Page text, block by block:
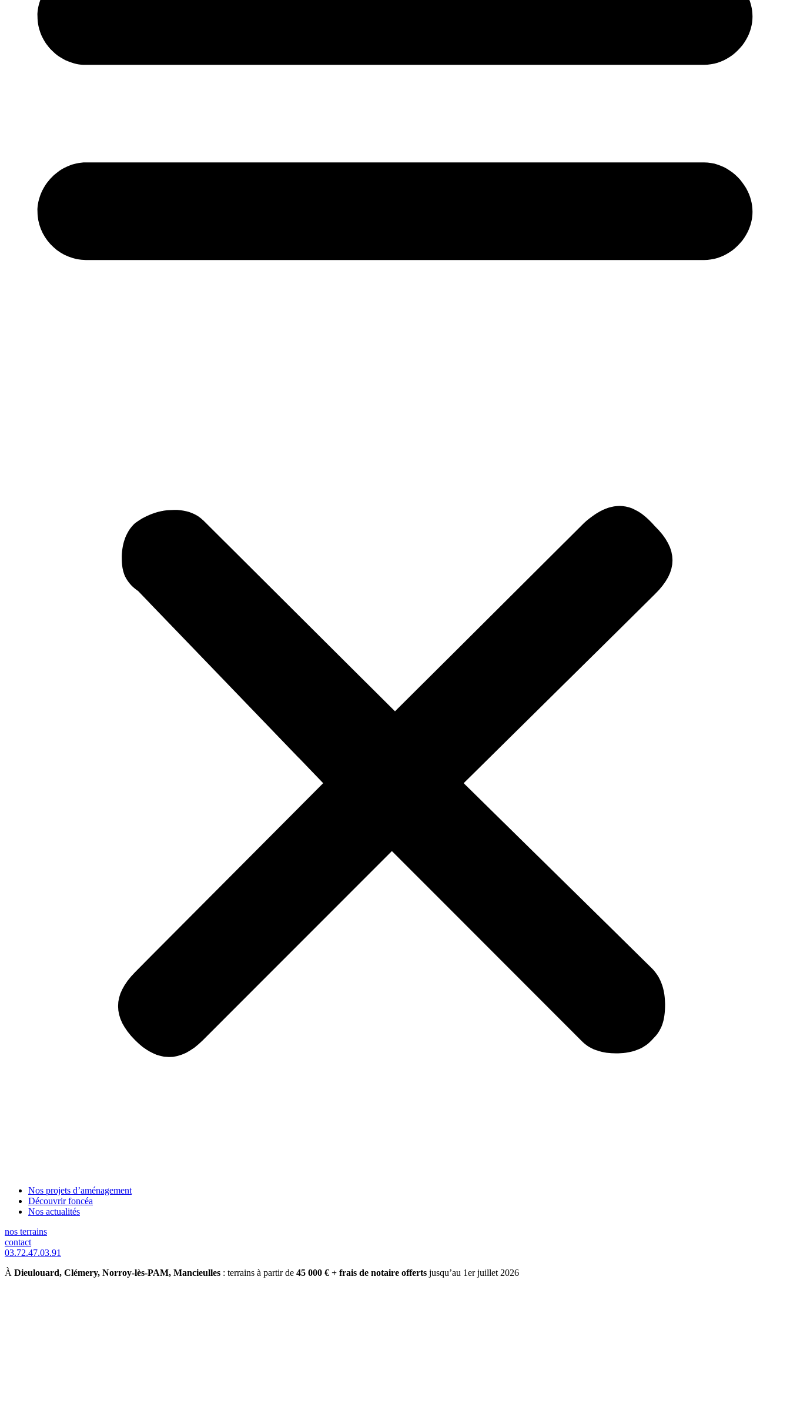
Nos projets d’aménagement
Découvrir foncéa
Nos actualités
nos terrains
contact
03.72.47.03.91
À Dieulouard, Clémery, Norroy-lès-PAM, Mancieulles : terrains à partir de 45 000 € + frais de notaire offerts jusqu’au 1er juillet 2026